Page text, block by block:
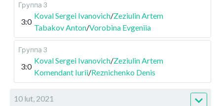
Группа 3
3:0
Koval Sergei Ivanovich/Zeziulin Artem
Tabakov Anton/Vorobina Evgeniia
Группа 3
3:0
Koval Sergei Ivanovich/Zeziulin Artem
Komendant Iurii/Reznichenko Denis
10 lut, 2021